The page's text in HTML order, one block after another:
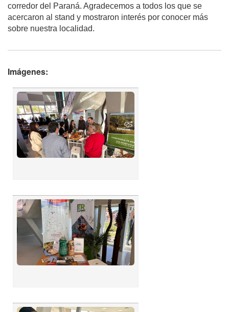
corredor del Paraná. Agradecemos a todos los que se
acercaron al stand y mostraron interés por conocer más
sobre nuestra localidad.
Imágenes: